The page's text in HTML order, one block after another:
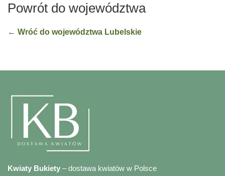
Powrót do województwa
← Wróć do województwa Lubelskie
Kwiaty Bukiety – dostawa kwiatów w Polsce